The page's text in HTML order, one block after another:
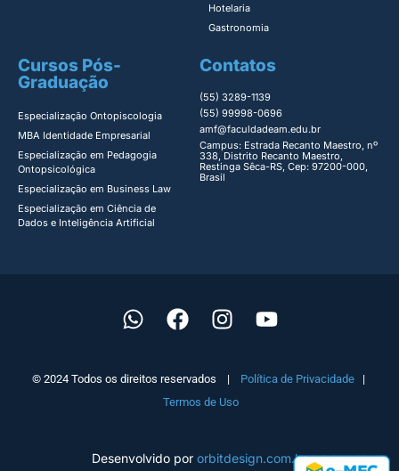
Hotelaria
Gastronomia
Cursos Pós-
Graduação
Especialização Ontopiscologia ​
MBA Identidade Empresarial​
Especialização em Pedagogia
Ontopsicológica​
Especialização em Business Law
Especialização em Ciência de
Dados e Inteligência Artificial
Contatos
(55) 3289-1139
(55) 99998-0696
amf@faculdadeam.edu.br
Campus: Estrada Recanto Maestro, nº
338, Distrito Recanto Maestro,
Restinga Sêca-RS, Cep: 97200-000,
Brasil
© 2024 Todos os direitos reservados | Política de Privacidade|
Termos de Uso
Desenvolvido por orbitdesign.com.br